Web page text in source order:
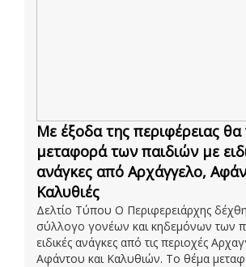
Mε έξοδα της περιφέρειας θα
μεταφορά των παιδιών με
ανάγκες από Αρχάγγελο,
Καλυθιές
Δελτίο Τύπου Ο Περιφερειάρχης
σύλλογο γονέων και κηδεμόνων των
ειδικές ανάγκες από τις περιοχές
Αφάντου και Καλυθιών. Το θέμα